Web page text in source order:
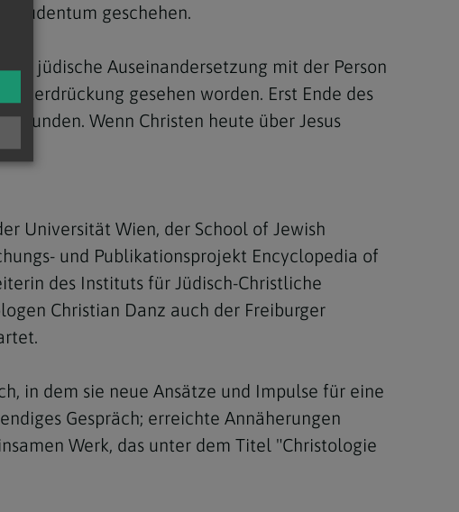
Judentum geschehen.
jüdische Auseinandersetzung mit der Person
gesehen worden. Erst Ende des
Wenn Christen heute über Jesus
Universität Wien, der School of Jewish
und Publikationsprojekt Encyclopedia of
des Instituts für Jüdisch-Christliche
Christian Danz auch der Freiburger
in dem sie neue Ansätze und Impulse für eine
Gespräch; erreichte Annäherungen
Werk, das unter dem Titel "Christologie